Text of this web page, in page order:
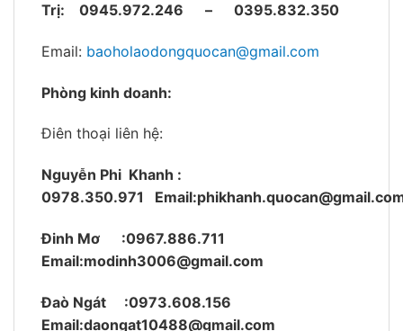
Trị: 0945.972.246 – 0395.832.350
Email: baoholaodongquocan@gmail.com
Phòng kinh doanh:
Điên thoại liên hệ:
Nguyễn Phi Khanh :
0978.350.971
Đinh Mơ :0967.886.711
Email:modinh3006@gmail.com
Đaò Ngát :0973.608.156
Email:daongat10488@gmail.com